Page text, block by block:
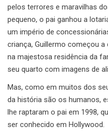
pelos terrores e maravilhas
pequeno, o pai ganhou a
um império de
criança, Guillermo começou
na majestosa residência da
seu quarto com imagens de
Mas, como em muitos dos
da história são os humanos,
lhe raptaram o pai em 1998,
ser conhecido em Hollywood.